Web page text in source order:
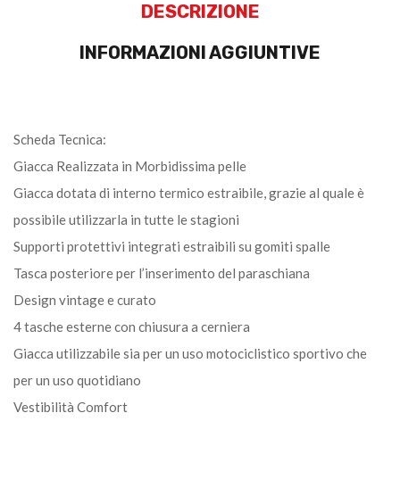
DESCRIZIONE
INFORMAZIONI AGGIUNTIVE
Scheda Tecnica:
Giacca Realizzata in Morbidissima pelle
Giacca dotata di interno termico estraibile, grazie al quale è
possibile utilizzarla in tutte le stagioni
Supporti protettivi integrati estraibili su gomiti spalle
Tasca posteriore per l’inserimento del paraschiana
Design vintage e curato
4 tasche esterne con chiusura a cerniera
Giacca utilizzabile sia per un uso motociclistico sportivo che
per un uso quotidiano
Vestibilità Comfort